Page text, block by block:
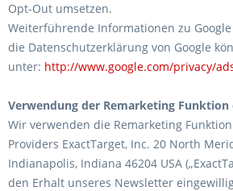
Opt-Out umsetzen.
Weiterführende Informationen zu
die Datenschutzerklärung von Google
unter: http://www.google.com/privacy/
Verwendung der Remarketing Funktion
Wir verwenden die Remarketing
Providers ExactTarget, Inc. 20 North
Indianapolis, Indiana 46204 USA
den Erhalt unseres Newsletter